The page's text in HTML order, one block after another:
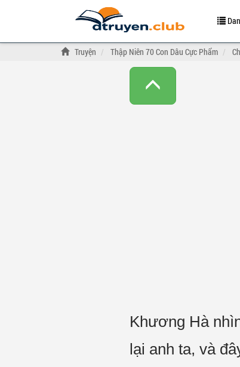
Truyện Thập Niên 70 Con Dâu Cực Phẩm
Khương Hà
lại anh ta, và